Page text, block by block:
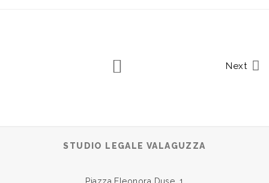
Next
STUDIO LEGALE VALAGUZZA